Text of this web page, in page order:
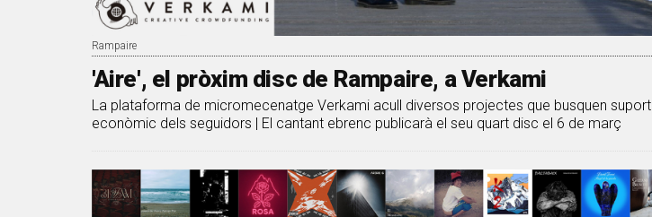
Rampaire
'Aire', el pròxim disc de Rampaire, a Verkami
La plataforma de micromecenatge Verkami acull diversos projectes que busquen suport
econòmic dels seguidors | El cantant ebrenc publicarà el seu quart disc el 6 de març